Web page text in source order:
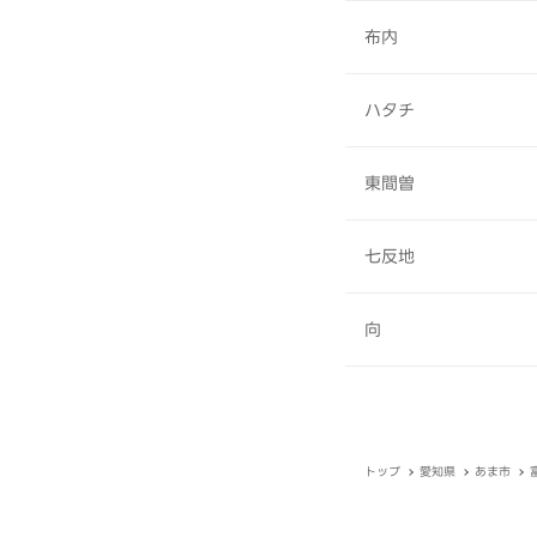
布内
ハタチ
東間曽
七反地
向
トップ 愛知県 あま市